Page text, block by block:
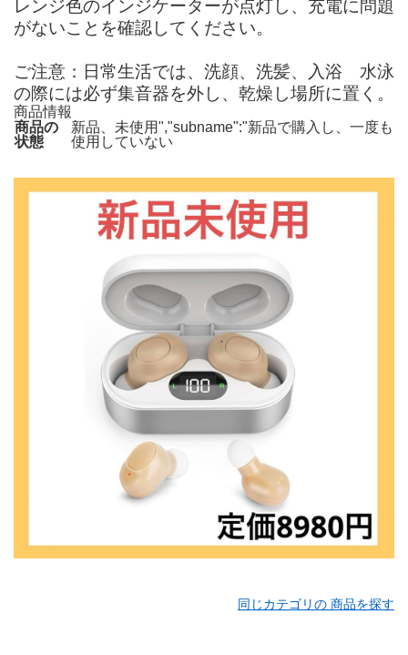
レンジ色のインジケーターが点灯し、充電に問題
がないことを確認してください。
ご注意：日常生活では、洗顔、洗髪、入浴 水泳
の際には必ず集音器を外し、乾燥し場所に置く。
商品情報
商品の
状態
新品、未使用","subname":"新品で購入し、一度も
使用していない
同じカテゴリの 商品を探す